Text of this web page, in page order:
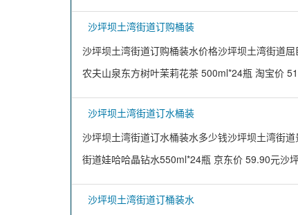
沙坪坝土湾街道订购桶装
沙坪坝土湾街道订购桶装水价格沙坪坝土湾街道
农夫山泉东方树叶茉莉花茶 500ml*24瓶 淘宝价
沙坪坝土湾街道订水桶装
沙坪坝土湾街道订水桶装水多少钱沙坪坝土湾街
街道娃哈哈晶钻水550ml*24瓶 京东价 59.90元沙
沙坪坝土湾街道订桶装水